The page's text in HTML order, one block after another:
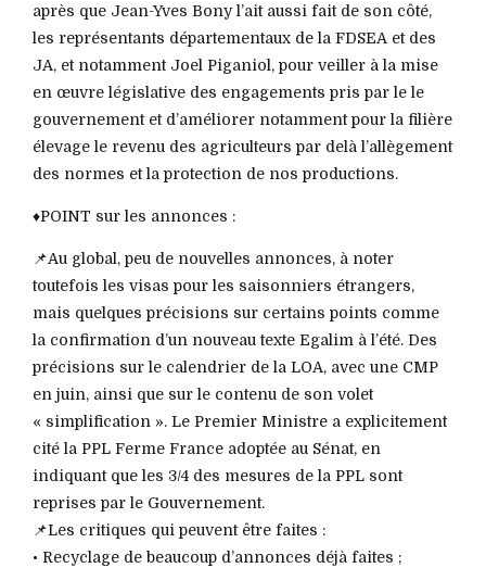
après que Jean-Yves Bony l’ait aussi fait de son côté,
les représentants départementaux de la FDSEA et des
JA, et notamment Joel Piganiol, pour veiller à la mise
en œuvre législative des engagements pris par le le
gouvernement et d’améliorer notamment pour la filière
élevage le revenu des agriculteurs par delà l’allègement
des normes et la protection de nos productions.
♦️POINT sur les annonces :
📌Au global, peu de nouvelles annonces, à noter
toutefois les visas pour les saisonniers étrangers,
mais quelques précisions sur certains points comme
la confirmation d’un nouveau texte Egalim à l’été. Des
précisions sur le calendrier de la LOA, avec une CMP
en juin, ainsi que sur le contenu de son volet
« simplification ». Le Premier Ministre a explicitement
cité la PPL Ferme France adoptée au Sénat, en
indiquant que les 3/4 des mesures de la PPL sont
reprises par le Gouvernement.
📌Les critiques qui peuvent être faites :
• Recyclage de beaucoup d’annonces déjà faites ;